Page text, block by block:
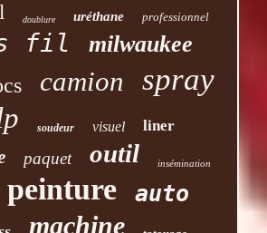
doublure uréthane professionnel
fil milwaukee
camion spray
soudeur visuel liner
paquet outil insémination
peinture auto
machine